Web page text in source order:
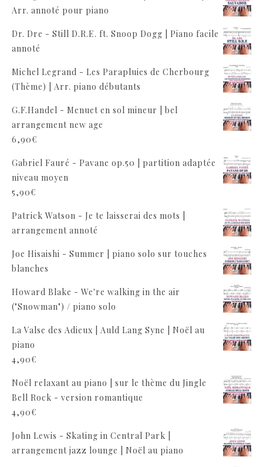
Arr. annoté pour piano
Dr. Dre - Still D.R.E. ft. Snoop Dogg | Piano facile
annoté
Michel Legrand - Les Parapluies de Cherbourg
(Thème) | Arr. piano débutants
G.F.Handel - Menuet en sol mineur | bel
arrangement new age
6,90€
Gabriel Fauré - Pavane op.50 | partition adaptée
niveau moyen
5,90€
Patrick Watson - Je te laisserai des mots |
arrangement annoté
Joe Hisaishi - Summer | piano solo sur touches
blanches
Howard Blake - We're walking in the air
("Snowman") / piano solo
La Valse des Adieux | Auld Lang Syne | Noël au
piano
4,90€
Noël relaxant au piano | sur le thème du Jingle
Bell Rock - version romantique
4,90€
John Lewis - Skating in Central Park |
arrangement jazz lounge | Noël au piano